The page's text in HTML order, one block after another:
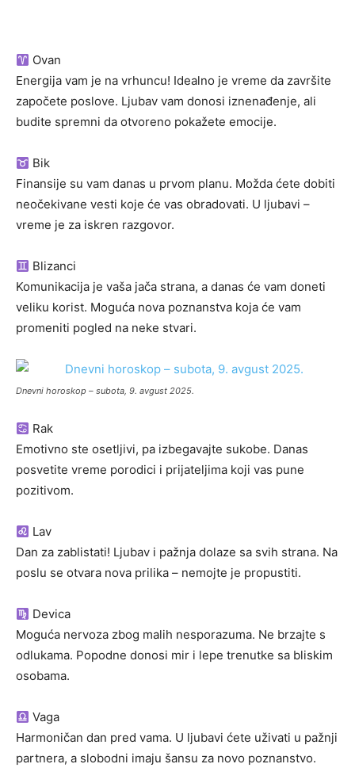
Ovan
Energija vam je na vrhuncu! Idealno je vreme da završite
započete poslove. Ljubav vam donosi iznenađenje, ali
budite spremni da otvoreno pokažete emocije.
Bik
Finansije su vam danas u prvom planu. Možda ćete dobiti
neočekivane vesti koje će vas obradovati. U ljubavi –
vreme je za iskren razgovor.
Blizanci
Komunikacija je vaša jača strana, a danas će vam doneti
veliku korist. Moguća nova poznanstva koja će vam
promeniti pogled na neke stvari.
Dnevni horoskop – subota, 9. avgust 2025.
Rak
Emotivno ste osetljivi, pa izbegavajte sukobe. Danas
posvetite vreme porodici i prijateljima koji vas pune
pozitivom.
Lav
Dan za zablistati! Ljubav i pažnja dolaze sa svih strana. Na
poslu se otvara nova prilika – nemojte je propustiti.
Devica
Moguća nervoza zbog malih nesporazuma. Ne brzajte s
odlukama. Popodne donosi mir i lepe trenutke sa bliskim
osobama.
Vaga
Harmoničan dan pred vama. U ljubavi ćete uživati u pažnji
partnera, a slobodni imaju šansu za novo poznanstvo.